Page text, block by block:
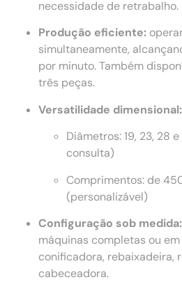
necessidade de retrabalho.
Produção eficiente:
simultaneamente,
por minuto. Também
três peças.
Versatilidade dimensional:
Diâmetros: 19, 23, 28
consulta)
Comprimentos: de
(personalizável)
Configuração sob medida:
máquinas completas ou
conificadora, rebaixadeira,
cabeceadora.